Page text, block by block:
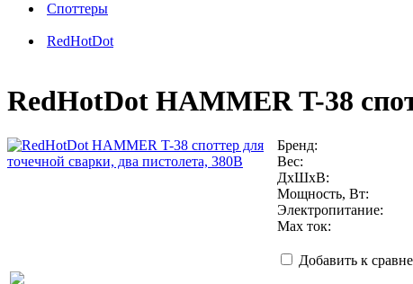
Споттеры
RedHotDot
RedHotDot HAMMER T-38
Бренд:
Вес:
ДхШхВ:
Мощность, Вт:
Электропитание:
Max ток:
Добавить к